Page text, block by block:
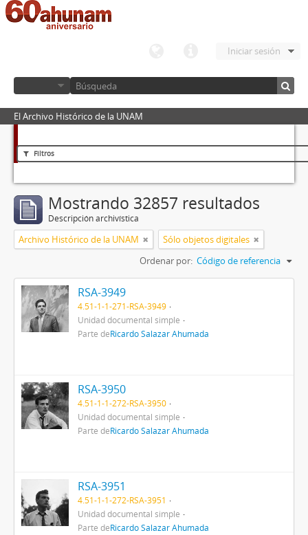
Iniciar sesión
El Archivo Histórico de la UNAM
Filtros
Mostrando 32857 resultados
Descripción archivística
Archivo Histórico de la UNAM
Sólo objetos digitales
Ordenar por: Código de referencia
RSA-3949
4.51-1-1-271-RSA-3949
Unidad documental simple
Parte deRicardo Salazar Ahumada
RSA-3950
4.51-1-1-272-RSA-3950
Unidad documental simple
Parte deRicardo Salazar Ahumada
RSA-3951
4.51-1-1-272-RSA-3951
Unidad documental simple
Parte deRicardo Salazar Ahumada